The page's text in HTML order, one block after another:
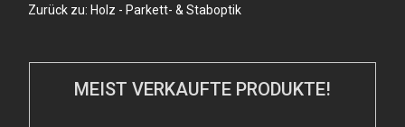
Zurück zu: Holz - Parkett- & Staboptik
MEIST VERKAUFTE PRODUKTE!